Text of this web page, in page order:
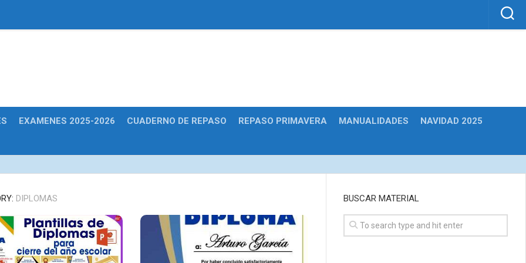
EXAMENES 2025-2026 CUADERNO DE REPASO REPASO PRIMAVERA MANUALIDADES
NAVIDAD 2025
DIPLOMAS BUSCAR MATERIAL